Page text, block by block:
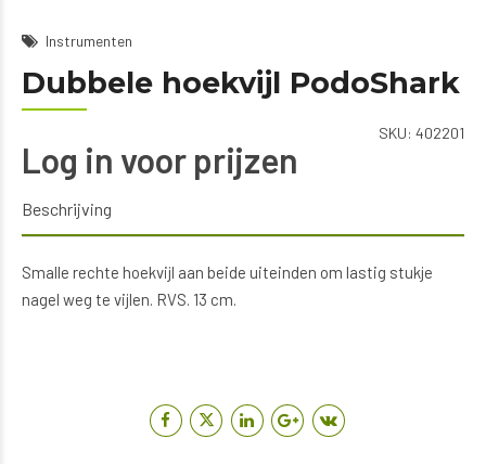
Instrumenten
Dubbele hoekvijl PodoShark
SKU: 402201
Log in voor prijzen
Beschrijving
Smalle rechte hoekvijl aan beide uiteinden om lastig stukje
nagel weg te vijlen. RVS. 13 cm.